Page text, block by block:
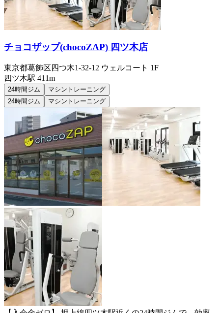
チョコザップ(chocoZAP) 四ツ木店
東京都葛飾区四つ木1-32-12 ウェルコート 1F
四ツ木駅 411m
24時間ジム
マシントレーニング
24時間ジム
マシントレーニング